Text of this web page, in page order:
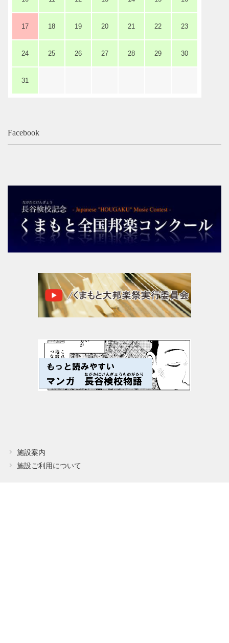
17 18 19 20 21 22 23
24 25 26 27 28 29 30
31
Facebook
施設案内
施設ご利用について